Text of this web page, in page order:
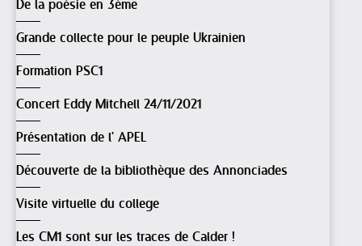
De la poésie en 3ème
Grande collecte pour le peuple Ukrainien
Formation PSC1
Concert Eddy Mitchell 24/11/2021
Présentation de l' APEL
Découverte de la bibliothèque des Annonciades
Visite virtuelle du college
Les CM1 sont sur les traces de Calder !